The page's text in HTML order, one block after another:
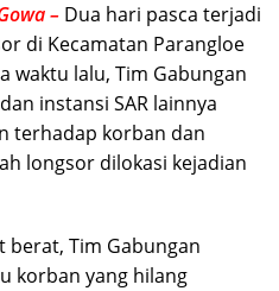
– Dua hari pasca terjadi
di Kecamatan Parangloe
waktu lalu, Tim Gabungan
instansi SAR lainnya
terhadap korban dan
longsor dilokasi kejadian
berat, Tim Gabungan
korban yang hilang